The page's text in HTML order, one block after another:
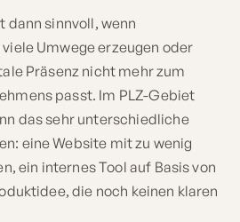
dann sinnvoll, wenn
Umwege erzeugen oder
Präsenz nicht mehr zum
passt. Im PLZ-Gebiet
das sehr unterschiedliche
eine Website mit zu wenig
ein internes Tool auf Basis von
die noch keinen klaren